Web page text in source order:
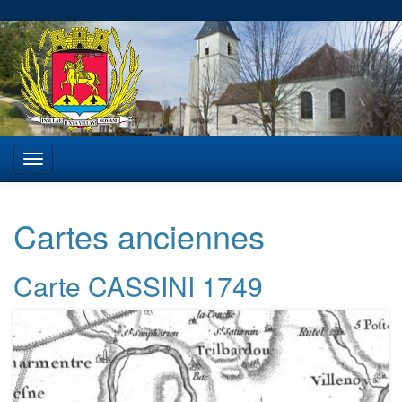
Cartes anciennes
Carte CASSINI 1749